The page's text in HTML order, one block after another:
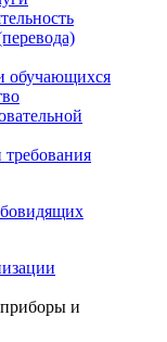
обучающихся
требования
и